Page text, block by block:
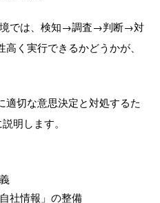
では、検知→調査→判断→対
く実⾏できるかどうかが、
切な意思決定と対処するた
明します。
社情報」の整備